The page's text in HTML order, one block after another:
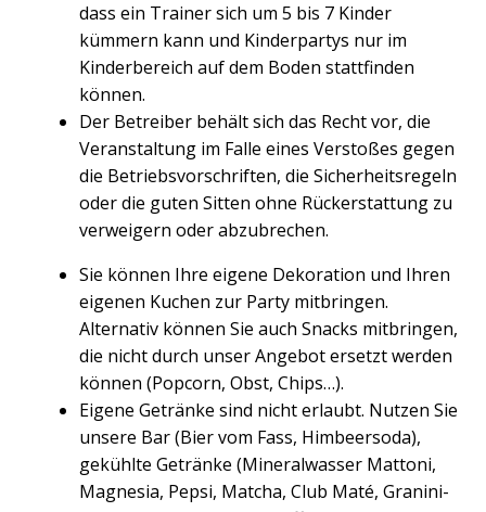
dass ein Trainer sich um 5 bis 7 Kinder
kümmern kann und Kinderpartys nur im
Kinderbereich auf dem Boden stattfinden
können.
Der Betreiber behält sich das Recht vor, die
Veranstaltung im Falle eines Verstoßes gegen
die Betriebsvorschriften, die Sicherheitsregeln
oder die guten Sitten ohne Rückerstattung zu
verweigern oder abzubrechen.
Sie können Ihre eigene Dekoration und Ihren
eigenen Kuchen zur Party mitbringen.
Alternativ können Sie auch Snacks mitbringen,
die nicht durch unser Angebot ersetzt werden
können (Popcorn, Obst, Chips…).
Eigene Getränke sind nicht erlaubt. Nutzen Sie
unsere Bar (Bier vom Fass, Himbeersoda),
gekühlte Getränke (Mineralwasser Mattoni,
Magnesia, Pepsi, Matcha, Club Maté, Granini-